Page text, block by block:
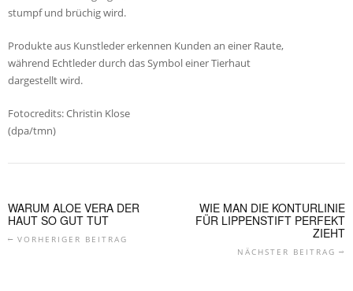
stumpf und brüchig wird.
Produkte aus Kunstleder erkennen Kunden an einer Raute,
während Echtleder durch das Symbol einer Tierhaut
dargestellt wird.
Fotocredits: Christin Klose
(dpa/tmn)
WARUM ALOE VERA DER
HAUT SO GUT TUT
VORHERIGER BEITRAG
WIE MAN DIE KONTURLINIE
FÜR LIPPENSTIFT PERFEKT
ZIEHT
NÄCHSTER BEITRAG